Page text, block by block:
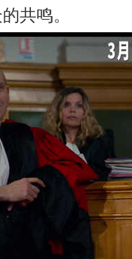
共鸣。